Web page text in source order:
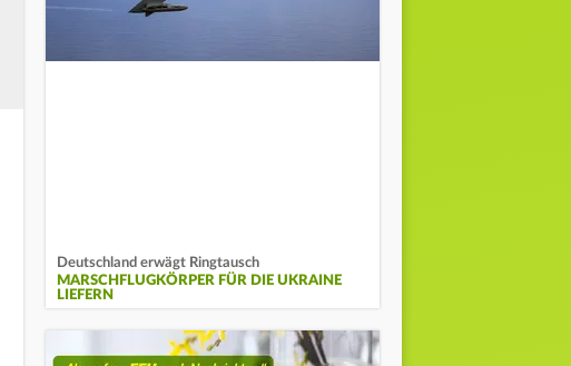
Deutschland erwägt Ringtausch
MARSCHFLUGKÖRPER FÜR DIE UKRAINE
LIEFERN